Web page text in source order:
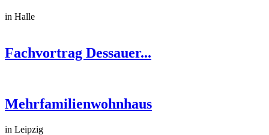
in Halle
Fachvortrag Dessauer...
Mehrfamilienwohnhaus
in Leipzig